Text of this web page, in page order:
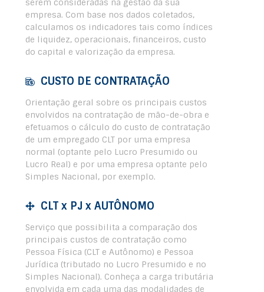
serem consideradas na gestão da sua
empresa. Com base nos dados coletados,
calculamos os indicadores tais como índices
de liquidez, operacionais, financeiros, custo
do capital e valorização da empresa.
CUSTO DE CONTRATAÇÃO
Orientação geral sobre os principais custos
envolvidos na contratação de mão-de-obra e
efetuamos o cálculo do custo de contratação
de um empregado CLT por uma empresa
normal (optante pelo Lucro Presumido ou
Lucro Real) e por uma empresa optante pelo
Simples Nacional, por exemplo.
CLT x PJ x AUTÔNOMO
Serviço que possibilita a comparação dos
principais custos de contratação como
Pessoa Física (CLT e Autônomo) e Pessoa
Jurídica (tributado no Lucro Presumido e no
Simples Nacional). Conheça a carga tributária
envolvida em cada uma das modalidades de